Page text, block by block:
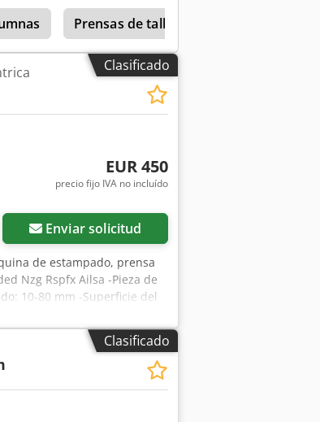
fiable - Cumple con las
producción en pequeñas
en C, prensa
ajuste de herramientas,
prensa hidráulica
Nuestras prensas
así como las directivas
seguridad de la UE.
europeos, ya que cumplen
que se basa en ella. Nuestra
de prensas. Distribuimos
la hidráulica de las prensas
Prensas de taller
Clasificado
EUR 450
precio fijo IVA no incluído
Enviar solicitud
de estampado, prensa
Nzg Rspfx Ailsa -Pieza de
10-80 mm -Superficie del
émbolo: M64 x 6 mm -
875/320/H190 mm -Peso:
Clasificado